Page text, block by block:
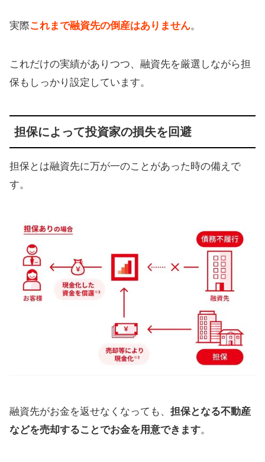
実際これまで融資先の倒産はありません。
これだけの実績がありつつ、融資先を厳選しながら担
保もしっかり設定しています。
担保によって投資家の損失を回避
担保とは融資先に万が一のことがあった時の備えで
す。
融資先がお金を返せなくなっても、 担保となる不動産
などを売却することでお金を用意できます。